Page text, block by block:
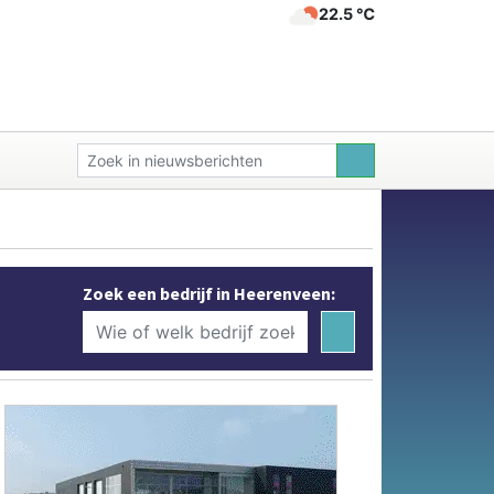
22.5 ℃
Zoek een bedrijf in Heerenveen: